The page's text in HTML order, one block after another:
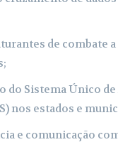
de combate
do Sistema Único
nos estados e
e comunicação